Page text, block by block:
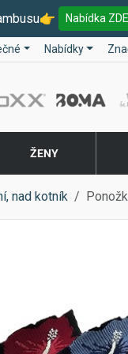
👉 Nabídka ZDE
Nabídky
ŽENY
nad kotník